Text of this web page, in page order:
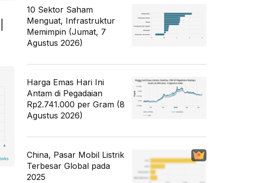
10 Sektor Saham
Menguat, Infrastruktur
Memimpin (Jumat, 7
Agustus 2026)
Harga Emas Hari Ini
Antam di Pegadaian
Rp2.741.000 per Gram (8
Agustus 2026)
China, Pasar Mobil Listrik
Terbesar Global pada
2025